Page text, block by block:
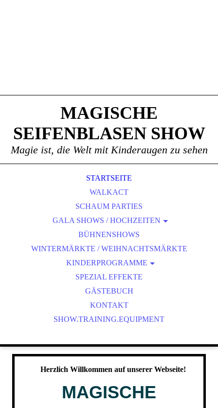
MAGISCHE
SEIFENBLASEN SHOW
Magie ist, die Welt mit Kinderaugen zu sehen
STARTSEITE
WALKACT
SCHAUM PARTIES
GALA SHOWS / HOCHZEITEN
MAGISCHE SEIFENBLASEN SHOW
MAGISCHE SEIFENBLASEN SHOW - NACHT
SEIFENBLASEN-AMBIENTE
WAHNSINNS PAPER SHOW
DISCO-BÄR LUCKY
SPEZIAL EFFEKTE
HOCHZEITSMODERATION
BÜHNENSHOWS
WINTERMÄRKTE / WEIHNACHTSMÄRKTE
KINDERPROGRAMME
MAGISCHE SEIFENBLASEN SHOW
MAGISCHE SEIFENBLASEN SCHULE FÜR KINDER
OUTDOOR SEIFENBLASEN KINDERPROGRAMM
HEXENSCHULE
MISCHKA LUCKY
SPEZIAL EFFEKTE
GÄSTEBUCH
KONTAKT
SHOW.TRAINING.EQUIPMENT
Herzlich Willkommen auf unserer Webseite!
MAGISCHE